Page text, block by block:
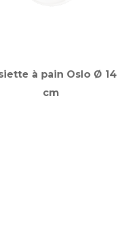
à pain Oslo Ø 14
cm